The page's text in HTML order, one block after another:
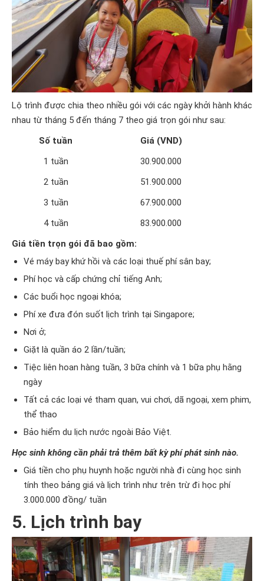
Lộ trình được chia theo nhiều gói với các ngày khởi hành khác
nhau từ tháng 5 đến tháng 7 theo giá trọn gói như sau:
Số tuần
Giá (VND)
1 tuần
30.900.000
2 tuần
51.900.000
3 tuần
67.900.000
4 tuần
83.900.000
Giá tiền trọn gói đã bao gồm:
Vé máy bay khứ hồi và các loại thuế phí sân bay;
Phí học và cấp chứng chỉ tiếng Anh;
Các buổi học ngoại khóa;
Phí xe đưa đón suốt lịch trình tại Singapore;
Nơi ở;
Giặt là quần áo 2 lần/tuần;
Tiệc liên hoan hàng tuần, 3 bữa chính và 1 bữa phụ hằng
ngày
Tất cả các loại vé tham quan, vui chơi, dã ngoại, xem phim,
thể thao
Bảo hiểm du lịch nước ngoài Bảo Việt.
Học sinh không cần phải trả thêm bất kỳ phí phát sinh nào.
Giá tiền cho phụ huynh hoặc người nhà đi cùng học sinh
tính theo bảng giá và lịch trình như trên trừ đi học phí
3.000.000 đồng/ tuần
5. Lịch trình bay